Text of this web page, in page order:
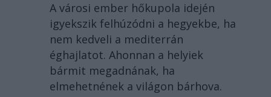
A városi ember hőkupola idején
igyekszik felhúzódni a hegyekbe, ha
nem kedveli a mediterrán
éghajlatot. Ahonnan a helyiek
bármit megadnának, ha
elmehetnének a világon bárhova.